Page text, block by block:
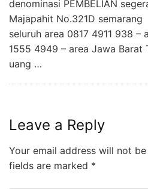
denominasi PEMBELIAN
Majapahit No.321D
seluruh area 0817 4911 938 –
1555 4949 – area Jawa Barat
uang …
Leave a Reply
Your email address will not
fields are marked *